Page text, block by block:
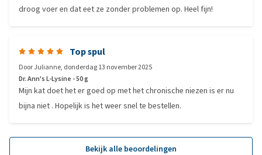
droog voer en dat eet ze zonder problemen op. Heel fijn!
Top spul
DoorJulianne, donderdag 13 november 2025
Dr. Ann's L-Lysine - 50 g
Mijn kat doet het er goed op met het chronische niezen is er nu
bijna niet . Hopelijk is het weer snel te bestellen.
Bekijk alle beoordelingen